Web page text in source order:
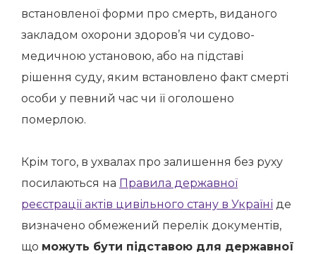
встановленої форми про смерть, виданого
закладом охорони здоров’я чи судово-
медичною установою, або на підставі
рішення суду, яким встановлено факт смерті
особи у певний час чи її оголошено
померлою.
Крім того, в ухвалах про залишення без руху
посилаються на Правила державної
реєстрації актів цивільного стану в Україні де
визначено обмежений перелік документів,
що можуть бути підставою для державної